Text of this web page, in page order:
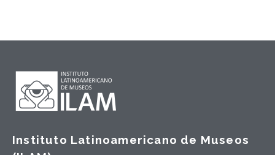
Instituto Latinoamericano de Museos